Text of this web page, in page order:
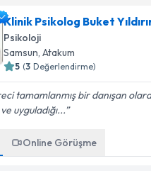
Klinik Psikolog Buket
Psikoloji
Samsun, Atakum
5 (3 Değerlendirme)
tamamlanmış bir danışan
uyguladığı...
Online Görüşme